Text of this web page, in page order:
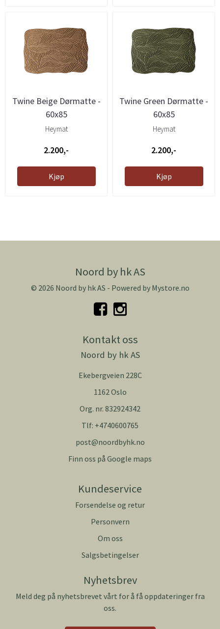
Twine Beige Dørmatte -
60x85
Heymat
2.200,-
Kjøp
Twine Green Dørmatte -
60x85
Heymat
2.200,-
Kjøp
Noord by hk AS
© 2026 Noord by hk AS - Powered by Mystore.no
Kontakt oss
Noord by hk AS
Ekebergveien 228C
1162 Oslo
Org. nr. 832924342
Tlf: +4740600765
post@noordbyhk.no
Finn oss på Google maps
Kundeservice
Forsendelse og retur
Personvern
Om oss
Salgsbetingelser
Nyhetsbrev
Meld deg på nyhetsbrevet vårt for å få oppdateringer fra
oss.